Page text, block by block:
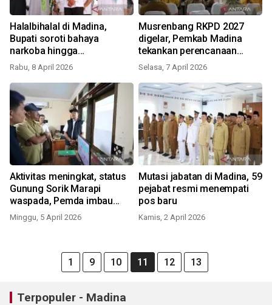
Halalbihalal di Madina,
Bupati soroti bahaya
narkoba hingga
pengawasan SPPG
Rabu, 8 April 2026
Musrenbang RKPD 2027
digelar, Pemkab Madina
tekankan perencanaan
terintegrasi
Selasa, 7 April 2026
Aktivitas meningkat, status
Gunung Sorik Marapi
waspada, Pemda imbau
warga tenang
Minggu, 5 April 2026
Mutasi jabatan di Madina, 59
pejabat resmi menempati
pos baru
Kamis, 2 April 2026
1 9 10 11 12 13
Terpopuler - Madina